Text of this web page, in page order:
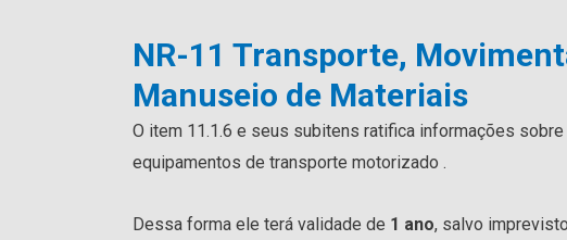
NR-11 Transporte,
Manuseio de Materiais
O item 11.1.6 e seus subitens ratifica informações
equipamentos de transporte motorizado .
Dessa forma ele terá validade de 1 ano, salvo